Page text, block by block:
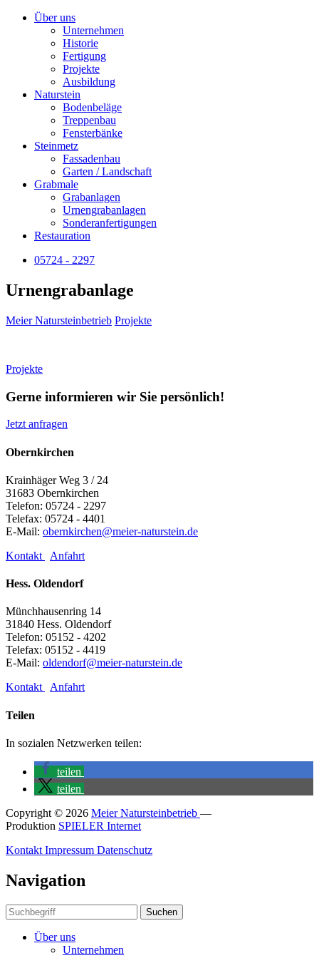
Über uns
Unternehmen
Historie
Fertigung
Projekte
Ausbildung
Naturstein
Bodenbeläge
Treppenbau
Fensterbänke
Steinmetz
Fassadenbau
Garten / Landschaft
Grabmale
Grabanlagen
Urnengrabanlagen
Sonderanfertigungen
Restauration
05724 - 2297
Urnengrabanlage
Meier Natursteinbetrieb Projekte
Projekte
Gerne informieren wir Sie persönlich!
Jetzt anfragen
Obernkirchen
Krainhäger Weg 3 / 24
31683 Obernkirchen
Telefon: 05724 - 2297
Telefax: 05724 - 4401
E-Mail: obernkirchen@meier-naturstein.de
Kontakt
Anfahrt
Hess. Oldendorf
Münchhausenring 14
31840 Hess. Oldendorf
Telefon: 05152 - 4202
Telefax: 05152 - 4419
E-Mail: oldendorf@meier-naturstein.de
Kontakt
Anfahrt
Teilen
In sozialen Netzwerken teilen:
teilen
teilen
Copyright © 2026 Meier Natursteinbetrieb —
Produktion SPIELER Internet
Kontakt Impressum Datenschutz
Navigation
Suchen
Über uns
Unternehmen